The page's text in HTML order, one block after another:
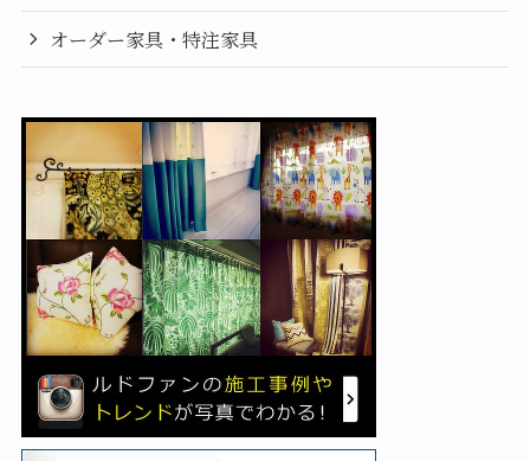
オーダー家具・特注家具